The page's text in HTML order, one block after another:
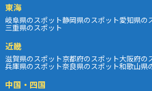
東海
岐阜県のスポット静岡県のスポット愛知県の
三重県のスポット
近畿
滋賀県のスポット京都府のスポット大阪府の
兵庫県のスポット奈良県のスポット和歌山県
中国・四国